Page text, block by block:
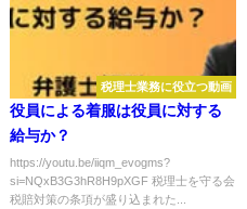
税理士業務に役立つ動画
役員による着服は役員に対する
給与か？
https://youtu.be/iiqm_evogms?
si=NQxB3G3hR8H9pXGF 税理士を守る会
税賠対策の条項が盛り込まれた...